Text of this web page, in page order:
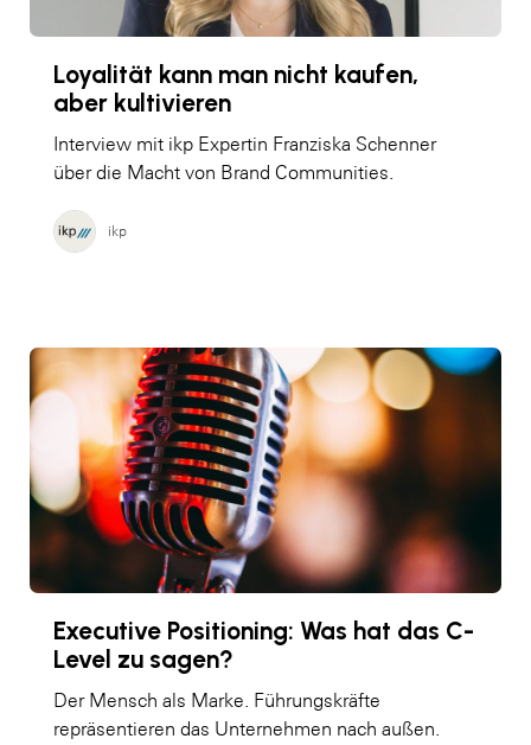
Loyalität kann man nicht kaufen,
aber kultivieren
Interview mit ikp Expertin Franziska Schenner
über die Macht von Brand Communities.
ikp
Executive Positioning: Was hat das C-
Level zu sagen?
Der Mensch als Marke. Führungskräfte
repräsentieren das Unternehmen nach außen.